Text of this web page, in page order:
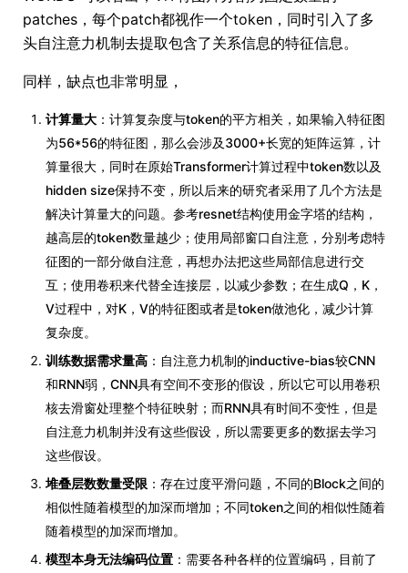
patches，每个patch都视作一个token，同时引入了多
头自注意力机制去提取包含了关系信息的特征信息。
同样，缺点也非常明显，
计算量大 ：计算复杂度与token的平方相关，如果输入特征图
为56*56的特征图，那么会涉及3000+长宽的矩阵运算，计
算量很大，同时在原始Transformer计算过程中token数以及
hidden size保持不变，所以后来的研究者采用了几个方法是
解决计算量大的问题。参考resnet结构使用金字塔的结构，
越高层的token数量越少；使用局部窗口自注意，分别考虑特
征图的一部分做自注意，再想办法把这些局部信息进行交
互；使用卷积来代替全连接层，以减少参数；在生成Q，K，
V过程中，对K，V的特征图或者是token做池化，减少计算
复杂度。
训练数据需求量高 ：自注意力机制的inductive-bias较CNN
和RNN弱，CNN具有空间不变形的假设，所以它可以用卷积
核去滑窗处理整个特征映射；而RNN具有时间不变性，但是
自注意力机制并没有这些假设，所以需要更多的数据去学习
这些假设。
堆叠层数数量受限 ：存在过度平滑问题，不同的Block之间的
相似性随着模型的加深而增加；不同token之间的相似性随着
随着模型的加深而增加。
模型本身无法编码位置 ：需要各种各样的位置编码，目前了